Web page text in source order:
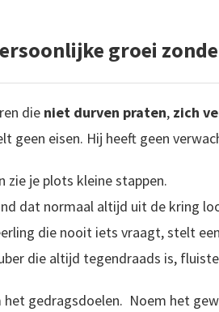
groei
die niet durven praten, zich
geen eisen. Hij heeft geen
zie je plots kleine stappen.
dat normaal altijd uit de kring
die nooit iets vraagt, stelt
die altijd tegendraads is,
het gedragsdoelen. Noem het